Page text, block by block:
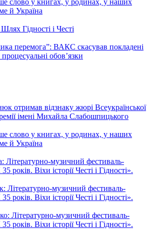
слово у книгах, у родинах, у наших
й Україна
Гідності і Честі
перемога”: ВАКС скасував покладені
обов’язки
отримав відзнаку жюрі Всеукраїнської
імені Михайла Слабошпицького
слово у книгах, у родинах, у наших
й Україна
Літературно-музичний фестиваль-
років. Віхи історії Честі і Гідності».
Літературно-музичний фестиваль-
років. Віхи історії Честі і Гідності».
Літературно-музичний фестиваль-
років. Віхи історії Честі і Гідності».